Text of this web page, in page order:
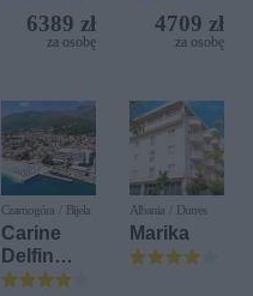
Golf
Resort by
Diamonds
6389 zł
za osobę
(ex. Citta
del Mare)
4709 zł
za osobę
Czarnogóra / Bijela
Carine
Delfin
Bijela (ex.
Albania / Durres
Marika